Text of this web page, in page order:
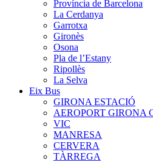
Província de Barcelona
La Cerdanya
Garrotxa
Gironès
Osona
Pla de l’Estany
Ripollès
La Selva
Eix Bus
GIRONA ESTACIÓ
AEROPORT GIRONA
VIC
MANRESA
CERVERA
TÀRREGA